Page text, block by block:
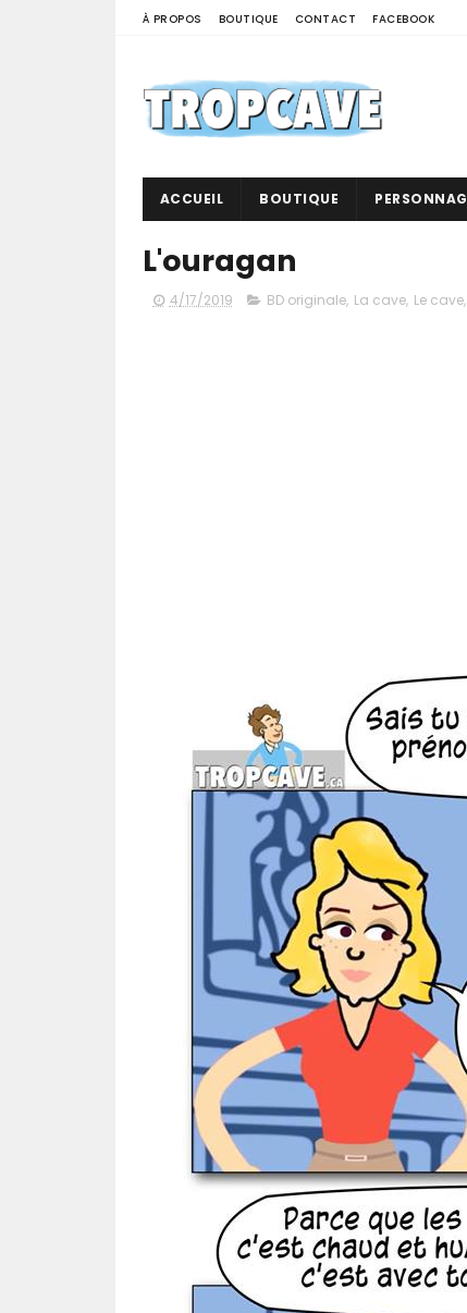
À PROPOS BOUTIQUE CONTACT FACEBOOK
ACCUEIL BOUTIQUE
L'ouragan
4/17/2019 BD originale, La cave, Le cave,